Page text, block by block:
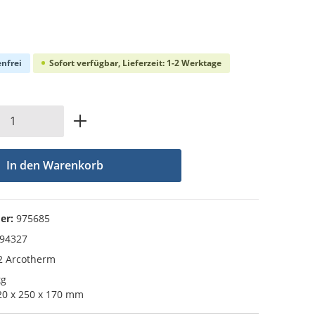
Bewertung von 0 von 5 Sternen
Sofort verfügbar, Lieferzeit: 1-2 Werktage
Gib den gewünschten Wert
In den Warenkorb
975685
Arcotherm
x 250 x 170 mm